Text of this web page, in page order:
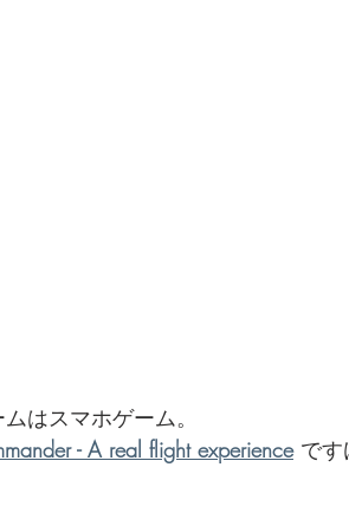
はスマホゲーム。
- A real flight experience です